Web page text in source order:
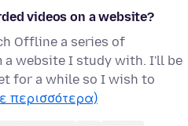
videos on a website?
Offline a series of
a website I study with. I'll be
for a while so I wish to
περισσότερα)